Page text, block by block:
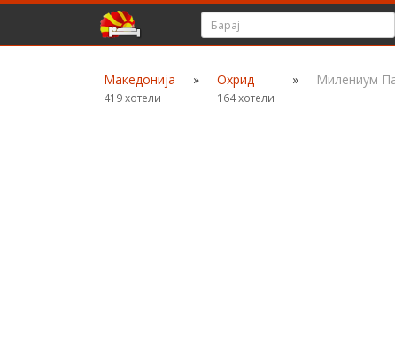
Македонија
419 хотели
» Охрид
164 хотели
» Милениум